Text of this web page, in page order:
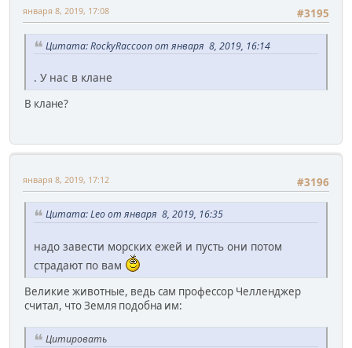
#3195
января 8, 2019, 17:08
Цитата: RockyRaccoon от января 8, 2019, 16:14
. У нас в клане
В клане?
#3196
января 8, 2019, 17:12
Цитата: Leo от января 8, 2019, 16:35
надо завести морских ежей и пусть они потом
страдают по вам
Великие животные, ведь сам профессор Челленджер
считал, что Земля подобна им:
Цитировать